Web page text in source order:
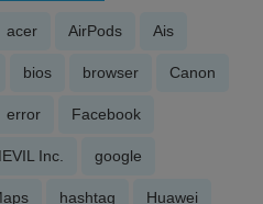
acer AirPods Ais
bios browser Canon
error Facebook
Inc. google
hashtag Huawei